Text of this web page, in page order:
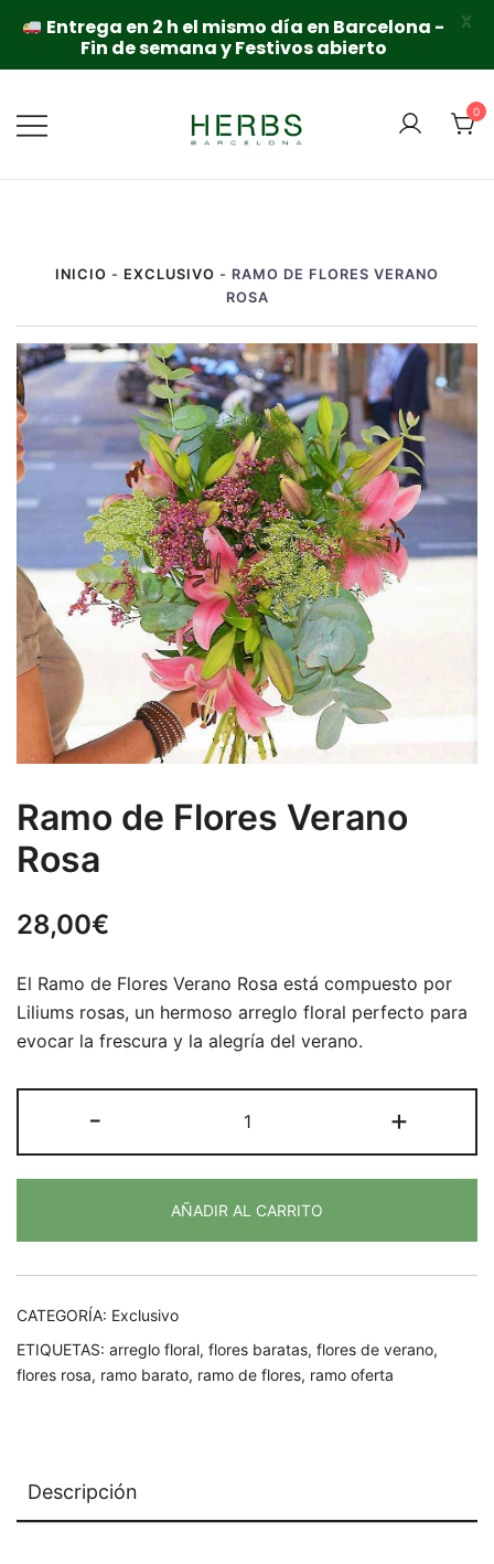
contenido
0
INICIO - EXCLUSIVO - RAMO DE FLORES VERANO
ROSA
Ramo de Flores Verano
Rosa
28,00€
El Ramo de Flores Verano Rosa está compuesto por
Liliums rosas, un hermoso arreglo floral perfecto para
evocar la frescura y la alegría del verano.
-
de
Flores
Rosa
cantidad
+
AÑADIR AL CARRITO
CATEGORÍA: Exclusivo
ETIQUETAS: arreglo floral, flores baratas, flores de verano,
flores rosa, ramo barato, ramo de flores, ramo oferta
Descripción
Entrega en 2 h el mismo día en Barcelona -
Fin de semana y Festivos abierto
X